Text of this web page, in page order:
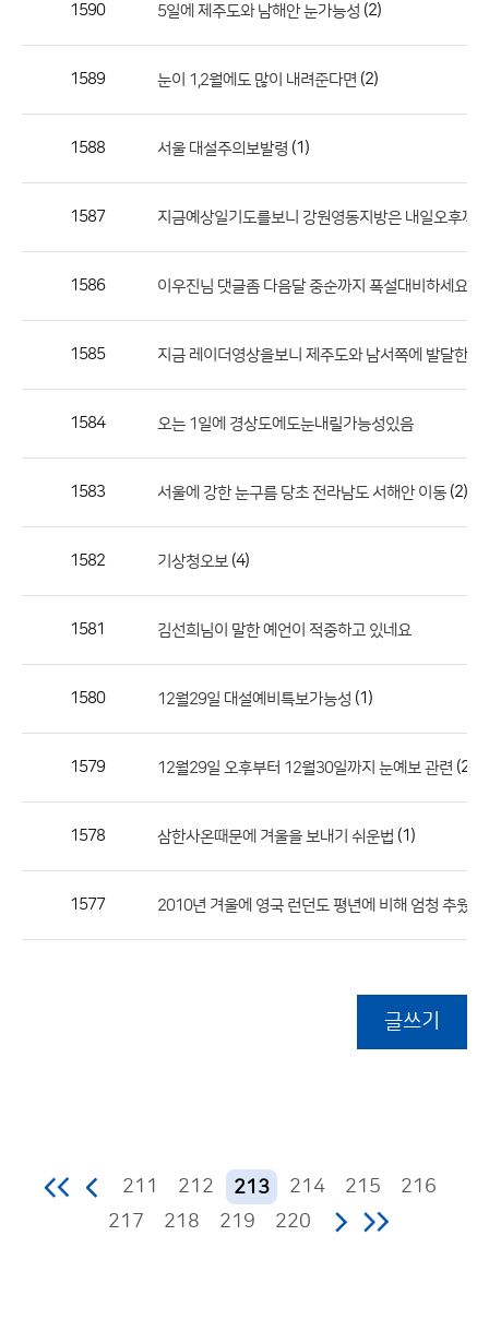
론
호,
록
공
1590 5일에 제주도와 남해안 눈가능성 (2)
1589 눈이 1,2월에도 많이 내려준다면 (2)
1588 서울 대설주의보발령 (1)
1587 지금예상일기도를보니 강원영동지방은 내일오후까
1586 이우진님 댓글좀 다음달 중순까지 폭설대비하세요
1585 지금 레이더영상을보니 제주도와 남서쪽에 발달한눈
1584 오는 1일에 경상도에도눈내릴가능성있음
1583 서울에 강한 눈구름 당초 전라남도 서해안 이동 (2)
1582 기상청오보 (4)
1581 김선희님이 말한 예언이 적중하고 있네요
1580 12월29일 대설예비특보가능성 (1)
1579 12월29일 오후부터 12월30일까지 눈예보 관련 (2)
1578 삼한사온때문에 겨울을 보내기 쉬운법 (1)
1577 2010년 겨울에 영국 런던도 평년에 비해 엄청 추웠죠.
글쓰기
211 212 213 214 215
216
217
218 219 220